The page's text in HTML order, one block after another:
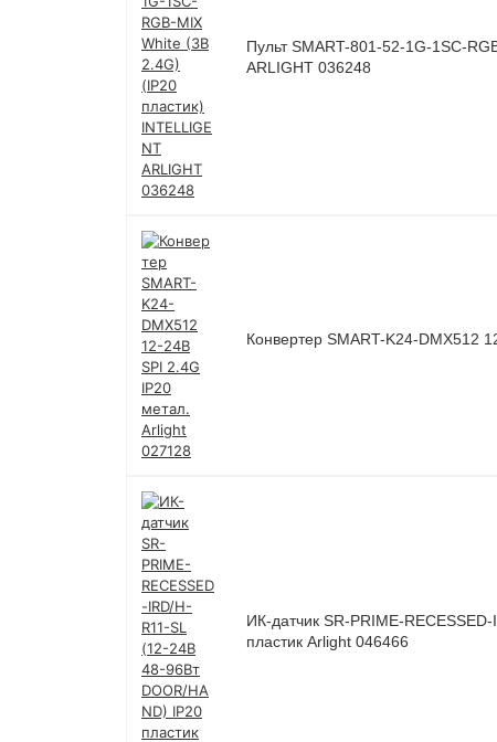
Пульт SMART-801-52-1G-1SC-
ARLIGHT 036248
Конвертер SMART-K24-DMX512
ИК-датчик SR-PRIME-
пластик Arlight 046466